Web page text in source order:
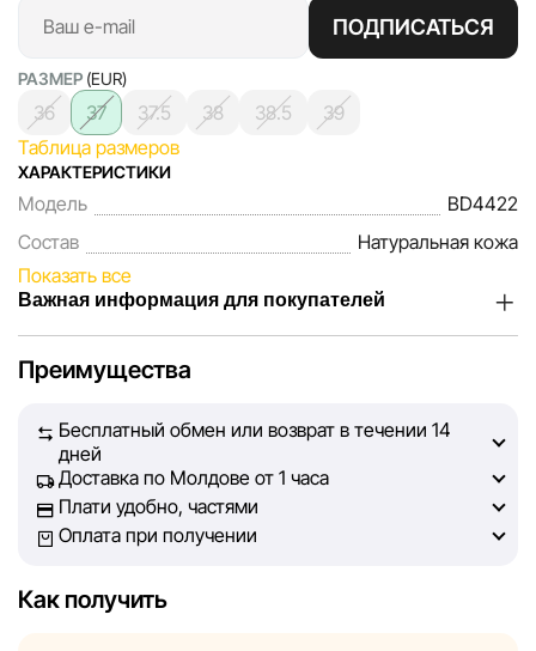
ПОДПИСАТЬСЯ
РАЗМЕР (EUR)
36 37 37.5 38 38.5
39
Таблица размеров
ХАРАКТЕРИСТИКИ
Модель
BD4422
Состав
Натуральная кожа
Показать все
Важная информация для покупателей
наших покупателей. Каждый день мы работаем над тем,
на сайте, была максимально полной, объективной и
актуальной. Наша цель — обеспечить вас достоверной
информацией, чтобы вы смогли принять лучшее
решение о покупке.
не может гарантировать абсолютную точность всех
Преимущества
Бесплатный обмен или возврат в течении 14
дней
Доставка по Молдове от 1 часа
Плати удобно, частями
Оплата при получении
Как получить